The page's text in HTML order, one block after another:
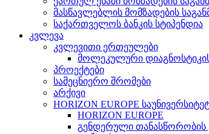
მასწავლებლის მომზადების
საქართველოს ბანკის სტიპენდია
კვლევა
კვლევითი ერთეულები
მოლეკულური
პროექტები
სამეცნიერო შრომები
არქივი
HORIZON EUROPE
HORIZON EUROPE
გენდერული თანასწორობის